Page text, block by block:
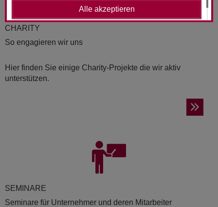
Alle akzeptieren
CHA­RI­TY
So engagieren wir uns
Hier finden Sie einige Charity-Projekte die wir aktiv
unterstützen.
SE­MI­NA­RE
Seminare für Unternehmer und deren Mitarbeiter